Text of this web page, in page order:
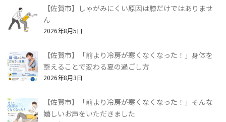
【佐賀市】しゃがみにくい原因は膝だけではありませ
ん
2026年8月5日
【佐賀市】「前より冷房が寒くなくなった！」身体を
整えることで変わる夏の過ごし方
2026年8月3日
【佐賀市】「前より冷房が寒くなくなった！」そんな
嬉しいお声をいただきました